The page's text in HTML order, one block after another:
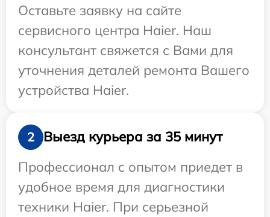
Оставьте заявку на сайте
сервисного центра Haier. Наш
консультант свяжется с Вами для
уточнения деталей ремонта Вашего
устройства Haier.
2
Выезд курьера за 35 минут
Профессионал с опытом приедет в
удобное время для диагностики
техники Haier. При серьезной